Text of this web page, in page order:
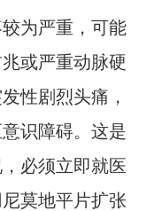
为严重，可能
或严重动脉硬
性剧烈头痛，
识障碍。这是
必须立即就医
莫地平片扩张